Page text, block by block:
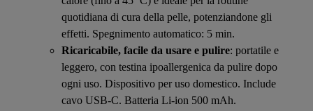
quotidiana di cura della pelle, potenziandone gli
effetti. Spegnimento automatico: 5 min.
Ricaricabile, facile da usare e pulire: portatile e
leggero, con testina ipoallergenica da pulire dopo
ogni uso. Dispositivo per uso domestico. Include
cavo USB-C. Batteria Li-ion 500 mAh.